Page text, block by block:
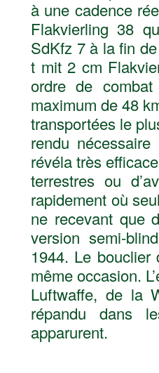
à une cadence
Flakvierling 38
SdKfz 7 à la fin
t mit 2 cm
ordre de
maximum de 48
transportées le
rendu
révéla très
terrestres ou
rapidement où
ne recevant que
version semi-
1944. Le
même occasion.
Luftwaffe, de la
répandu dans
apparurent.